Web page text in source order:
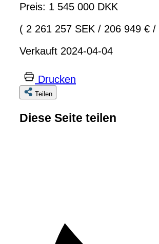
Preis: 1 545 000 DKK
( 2 261 257 SEK / 206 949 € /
Verkauft 2024-04-04
Drucken
Teilen
Diese Seite teilen